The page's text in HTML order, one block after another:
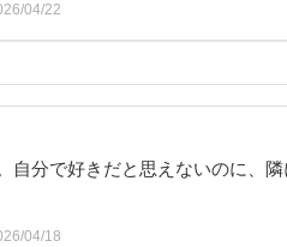
04/22
自分で好きだと思えないのに、
04/18